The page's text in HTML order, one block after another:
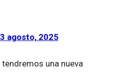
agosto, 2025
una nueva